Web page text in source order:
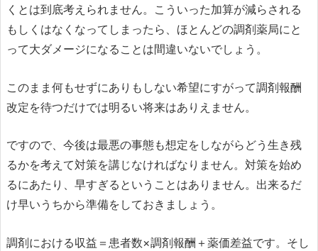
くとは到底考えられません。こういった加算が減らされる
もしくはなくなってしまったら、ほとんどの調剤薬局にと
って大ダメージになることは間違いないでしょう。
このまま何もせずにありもしない希望にすがって調剤報酬
改定を待つだけでは明るい将来はありえません。
ですので、今後は最悪の事態も想定をしながらどう生き残
るかを考えて対策を講じなければなりません。対策を始め
るにあたり、早すぎるということはありません。出来るだ
け早いうちから準備をしておきましょう。
調剤における収益＝患者数×調剤報酬＋薬価差益です。そし